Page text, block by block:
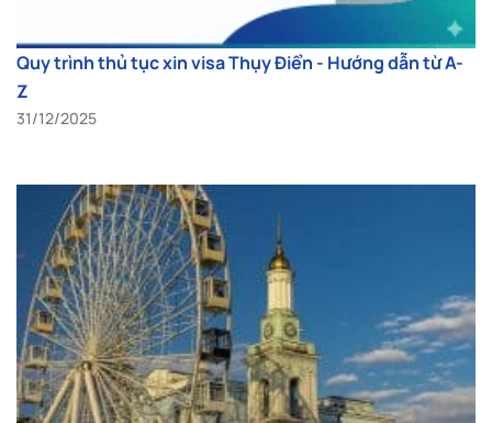
Quy trình thủ tục xin visa Thụy Điển - Hướng dẫn từ A-
Z
31/12/2025